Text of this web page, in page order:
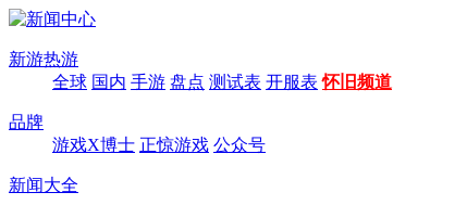
新游热游
全球 国内 手游 盘点 测试表 开服表 怀旧频道
品牌
游戏X博士 正惊游戏 公众号
新闻大全